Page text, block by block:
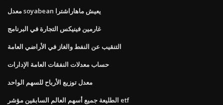
معدل soyabean يعيش ماهاراشترا
غارمين فينيكس التجارة في البرنامج
التنقيب عن النفط والغاز في الأراضي العامة
حساب معدلات النفقات العامة الإدارات
معدل توزيع الأرباح للسهم الواحد
الطليعة جميع أسهم العالم السابقين مؤشر etf